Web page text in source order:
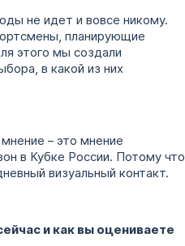
не идет и вовсе никому.
планирующие
этого мы создали
в какой из них
– это мнение
в Кубке России. Потому что
визуальный контакт.
и как вы оцениваете